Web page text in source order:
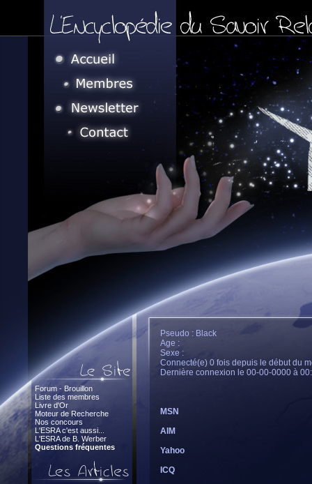
Forum - Brouillon
Liste des membres
Livre d'Or
Moteur de Recherche
Nos concours
L'ESRA c'est aussi...
L'ESRA de B. Werber
Questions fréquentes
Pseudo : Black
Age :
Sexe :
Connecté(e) 0 fois depuis le début du
Dernière connexion le 00-00-0000 à
MSN
AIM
Yahoo
ICQ